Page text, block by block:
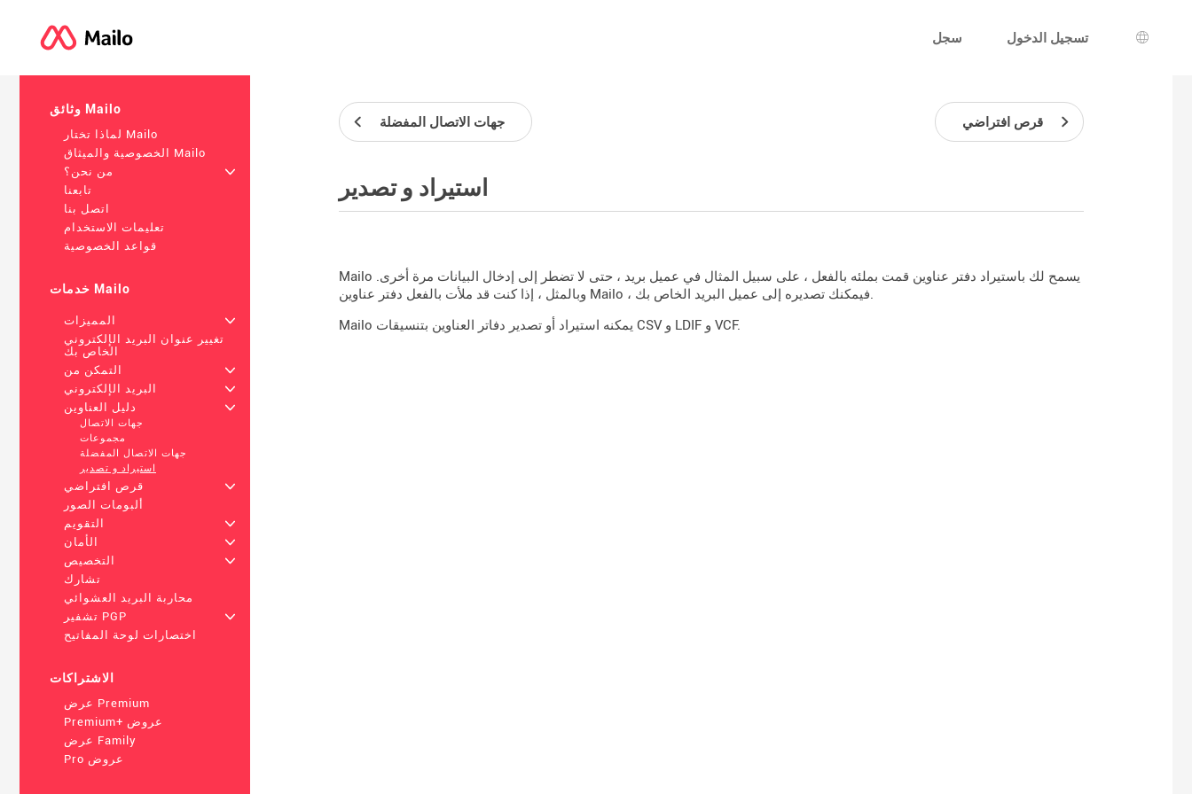
سجل تسجيل الدخول
اللغة
وثائق Mailo
لماذا تختار Mailo
الخصوصية والميثاق Mailo
من نحن؟
+
تابعنا
اتصل بنا
تعليمات الاستخدام
قواعد الخصوصية
خدمات Mailo
المميزات
+
تغيير عنوان البريد الإلكتروني
الخاص بك
التمكن من
+
البريد الإلكتروني
+
دليل العناوين
+
جهات الاتصال
مجموعات
جهات الاتصال المفضلة
استيراد و تصدير
قرص افتراضي
+
ألبومات الصور
التقويم
+
الأمان
+
التخصيص
+
تشارك
محاربة البريد العشوائي
تشفير PGP
+
اختصارات لوحة المفاتيح
الاشتراكات
عرض Premium
Premium+ عروض
عرض Family
Pro عروض
جهات الاتصال المفضلة قرص افتراضي
استيراد و تصدير
Mailo يسمح لك باستيراد دفتر عناوين قمت بملئه بالفعل ، على سبيل المثال في عميل بريد ، حتى لا تضطر إلى إدخال البيانات مرة أخرى.
وبالمثل ، إذا كنت قد ملأت بالفعل دفتر عناوين Mailo ، فيمكنك تصديره إلى عميل البريد الخاص بك.
Mailo يمكنه استيراد أو تصدير دفاتر العناوين بتنسيقات CSV و LDIF و VCF.